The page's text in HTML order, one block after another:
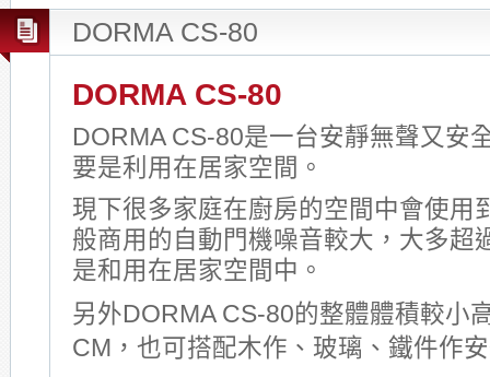
DORMA CS-80
DORMA CS-80
DORMA CS-80是一台安靜無聲又安
要是利用在居家空間。
現下很多家庭在廚房的空間中會使用
般商用的自動門機噪音較大，大多超
是和用在居家空間中。
另外DORMA CS-80的整體體積較小
CM，也可搭配木作、玻璃、鐵件作